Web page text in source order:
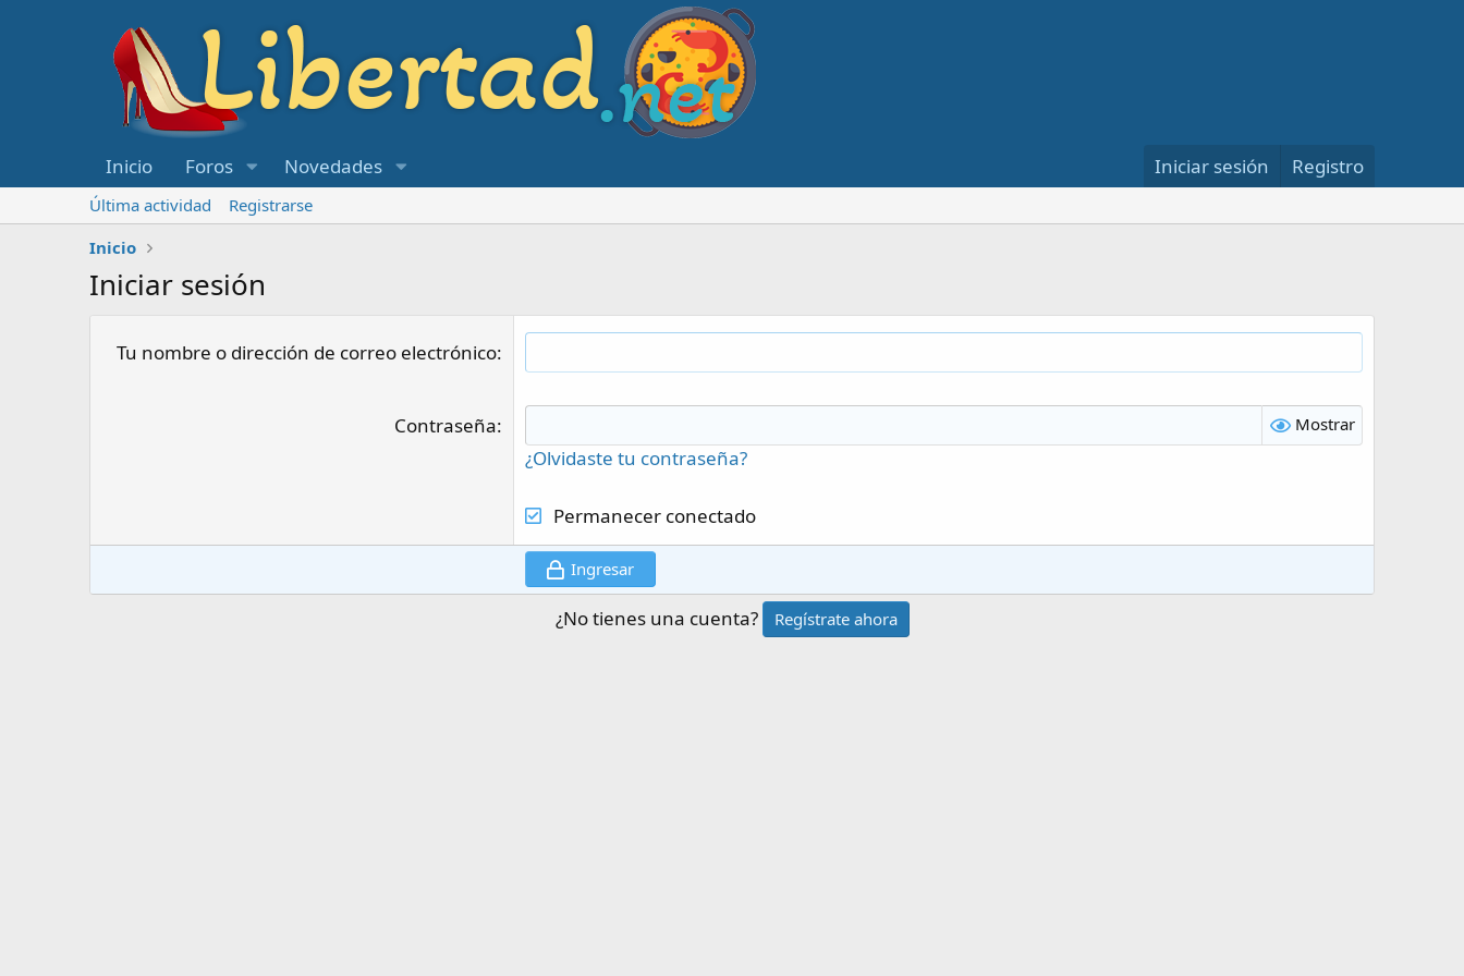
Inicio Foros Novedades Iniciar sesión Registro
Última actividad
Registrarse
Inicio
Iniciar sesión
Tu nombre o dirección de correo electrónico
Contraseña Mostrar
¿Olvidaste tu contraseña?
Permanecer conectado
Ingresar
¿No tienes una cuenta? Regístrate ahora